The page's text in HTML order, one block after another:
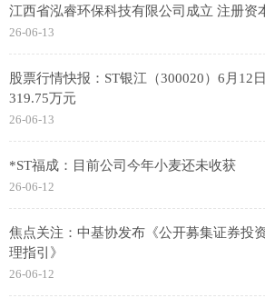
江西省泓睿环保科技有限公司成立 注册资
26-06-13
股票行情快报：ST银江（300020）6月12
319.75万元
26-06-13
*ST福成：目前公司今年小麦还未收获
26-06-12
焦点关注：中基协发布《公开募集证券投
理指引》
26-06-12